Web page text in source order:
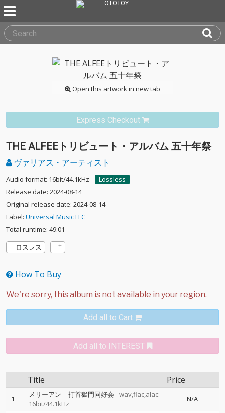
Open this artwork in new tab
Express Checkout
THE ALFEEトリビュート・アルバム 五十年祭
ヴァリアス・アーティスト
Audio format: 16bit/44.1kHz
Lossless
Release date: 2024-08-14
Original release date: 2024-08-14
Label: Universal Music LLC
Total runtime: 49:01
ロスレス
How To Buy
Add all to Cart
Add all to INTEREST
Title Price
1 メリーアン --打首獄門同好会
wav,flac,alac:
16bit/44.1kHz
N/A